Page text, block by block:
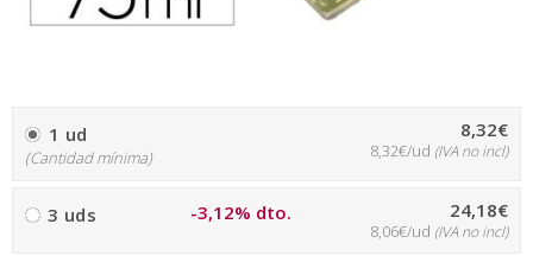
1 ud
(Cantidad mínima)
8,32€
8,32€/ud (IVA no incl)
3 uds -3,12% dto. 24,18€
8,06€/ud (IVA no incl)